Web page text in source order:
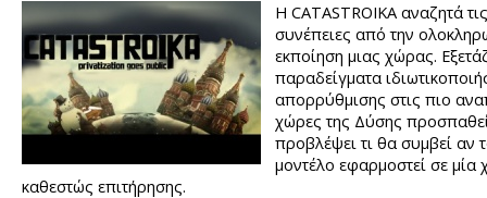
Η CATASTROIKA αναζητά τις
συνέπειες από την
εκποίηση μιας χώρας.
παραδείγματα
απορρύθμισης στις πιο
χώρες της Δύσης
προβλέψει τι θα συμβεί αν
μοντέλο εφαρμοστεί σε
καθεστώς επιτήρησης.